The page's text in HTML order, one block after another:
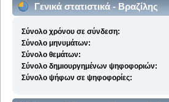
Γενικά στατιστικά - Βραζίλης
Σύνολο χρόνου σε σύνδεση:
Σύνολο μηνυμάτων:
Σύνολο θεμάτων:
Σύνολο δημιουργημένων ψηφοφοριών:
Σύνολο ψήφων σε ψηφοφορίες: